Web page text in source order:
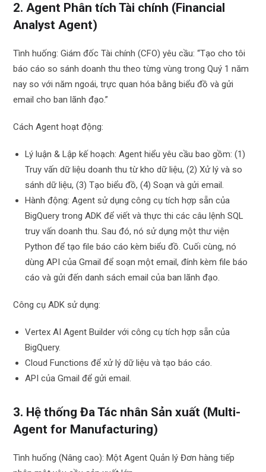
2. Agent Phân tích Tài chính (Financial
Analyst Agent)
Tình huống: Giám đốc Tài chính (CFO) yêu cầu: “Tạo cho tôi
báo cáo so sánh doanh thu theo từng vùng trong Quý 1 năm
nay so với năm ngoái, trực quan hóa bằng biểu đồ và gửi
email cho ban lãnh đạo.”
Cách Agent hoạt động:
Lý luận & Lập kế hoạch: Agent hiểu yêu cầu bao gồm: (1)
Truy vấn dữ liệu doanh thu từ kho dữ liệu, (2) Xử lý và so
sánh dữ liệu, (3) Tạo biểu đồ, (4) Soạn và gửi email.
Hành động: Agent sử dụng công cụ tích hợp sẵn của
BigQuery trong ADK để viết và thực thi các câu lệnh SQL
truy vấn doanh thu. Sau đó, nó sử dụng một thư viện
Python để tạo file báo cáo kèm biểu đồ. Cuối cùng, nó
dùng API của Gmail để soạn một email, đính kèm file báo
cáo và gửi đến danh sách email của ban lãnh đạo.
Công cụ ADK sử dụng:
Vertex AI Agent Builder với công cụ tích hợp sẵn của
BigQuery.
Cloud Functions để xử lý dữ liệu và tạo báo cáo.
API của Gmail để gửi email.
3. Hệ thống Đa Tác nhân Sản xuất (Multi-
Agent for Manufacturing)
Tình huống (Nâng cao): Một Agent Quản lý Đơn hàng tiếp